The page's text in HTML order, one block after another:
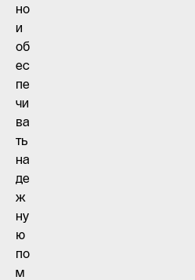
но
и
об
ес
пе
чи
ва
ть
на
де
ж
ну
ю
по
м